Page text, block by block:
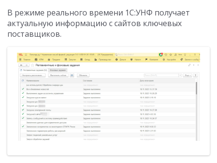
В режиме реального времени 1С:УНФ получает
актуальную информацию с сайтов ключевых
поставщиков.